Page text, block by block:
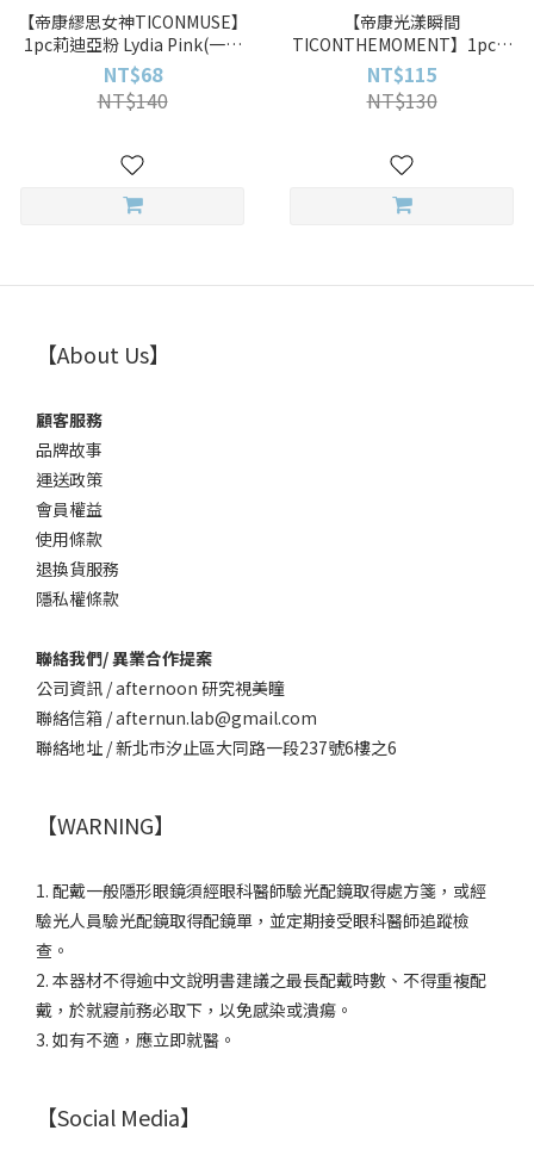
【帝康繆思女神TICONMUSE】
1pc莉迪亞粉 Lydia Pink(一片
裝)彩色月拋
NT$68
NT$140
【帝康光漾瞬間
TICONTHEMOMENT】1pc暗
夜微光 Glimmer(一片裝)彩色
月拋
NT$115
NT$130
【About Us】
顧客服務
品牌故事
運送政策
會員權益
使用條款
退換貨服務
隱私權條款
聯絡我們/ 異業合作提案
公司資訊 / afternoon 研究視美瞳
聯絡信箱 / afternun.lab@gmail.com
聯絡地址 / 新北市汐止區大同路一段237號6樓之6
【WARNING】
1. 配戴一般隱形眼鏡須經眼科醫師驗光配鏡取得處方箋，或經
驗光人員驗光配鏡取得配鏡單，並定期接受眼科醫師追蹤檢
查。
2. 本器材不得逾中文說明書建議之最長配戴時數、不得重複配
戴，於就寢前務必取下，以免感染或潰瘍。
3. 如有不適，應立即就醫。
【Social Media】